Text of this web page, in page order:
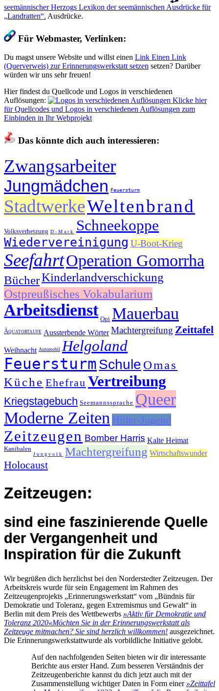
seemännischerHerzogs Lexikon der seemännischen Ausdrücke für
Landratten . Ausdrücke.
Für Webmaster, Verlinken:
Du magst unsere Website und willst einen Link Einen Link
(Querverweis) zur Erinnerungswerkstatt setzen setzen? Darüber
würden wir uns sehr freuen!
Hier findest du Quellcode und Logos in verschiedenen
Auflösungen:
Klicke hier
für Quellcodes und Logos in verschiedenen Auflösungen zum
Einbinden in Ihr Webprojekt
Das könnte dich auch interessieren:
Zwangsarbeiter
Jungmädchen Feuersturm
StadtwerkeWeltenbrand
Volksverhetzung D-Mark Schneekoppe
Wiedervereinigung U-Boot-Krieg
SeefahrtOperation Gomorrha
BücherKinderlandverschickung
Ostpreußisches Vokabularium
Arbeitsdienst Opi Mauerbau
Äquatortaufe Aussterbende Wörter Machtergreifung Zeittafel
Weihnacht Automobil Helgoland
FeuersturmSchule Omas
Küche Ehefrau Vertreibung
Kriegstagebuch Seemannssprache Queer
Moderne Zeiten Hitler-Jugend
Zeitzeugen Bomber Harris Kalte Heimat
Kanibalen
Jungvolk Machtergreifung Wirtschaftswunder
Holocaust
Zeitzeugen:
sind eine faszinierende Quelle
der Vergangenheit und
Inspiration für die Zukunft
Wir begrüßen dich herzlichst bei den Norderstedter Zeitzeugen. Der
Arbeitskreis wurde für sein Engagement im Rahmen des
Zeitzeugenprojekts „Erinnerungswerkstatt“ vom „Bündnis für
Demokratie und Toleranz, gegen Extremismus und Gewalt“ in
Berlin mit dem Preis des Wettbewerbs »Aktiv für Demokratie und
Toleranz 2020«Möchten Sie in der Erinnerungswerkstatt als
Zeitzeuge mitmachen? Sie sind herzlich willkommen! ausgezeichnet.
Die Erinnerungswerkstattwurde als vorbildliche Initiative gelobt.
Auf den nachfolgenden Seiten bieten wir dir interessante
Berichte aus erster Hand. Zum besseren Verständnis der
Zeitzeugenberichte kannst du dich jetzt auch mit der
Zusammenstellung wichtiger Daten in Form einer »Zeittafel